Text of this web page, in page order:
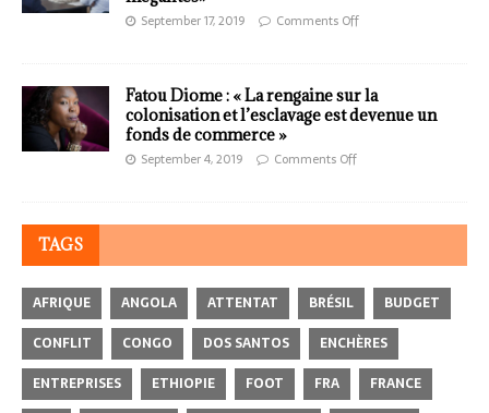
September 17, 2019 Comments Off
Fatou Diome : « La rengaine sur la
colonisation et l’esclavage est devenue un
fonds de commerce »
September 4, 2019 Comments Off
TAGS
AFRIQUE ANGOLA ATTENTAT BRÉSIL
BUDGET
CONFLIT
CONGO DOS SANTOS
ENCHÈRES
ENTREPRISES
ETHIOPIE FOOT FRA FRANCE